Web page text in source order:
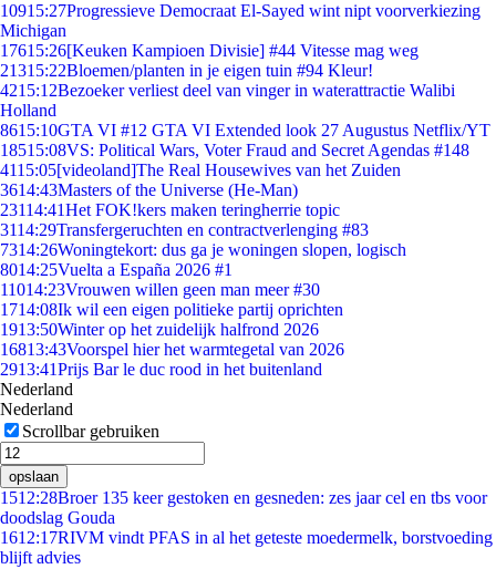
10915:27Progressieve Democraat El-Sayed wint nipt voorverkiezing
Michigan
17615:26[Keuken Kampioen Divisie] #44 Vitesse mag weg
21315:22Bloemen/planten in je eigen tuin #94 Kleur!
4215:12Bezoeker verliest deel van vinger in waterattractie Walibi
Holland
8615:10GTA VI #12 GTA VI Extended look 27 Augustus Netflix/YT
18515:08VS: Political Wars, Voter Fraud and Secret Agendas #148
4115:05[videoland]The Real Housewives van het Zuiden
3614:43Masters of the Universe (He-Man)
23114:41Het FOK!kers maken teringherrie topic
3114:29Transfergeruchten en contractverlenging #83
7314:26Woningtekort: dus ga je woningen slopen, logisch
8014:25Vuelta a España 2026 #1
11014:23Vrouwen willen geen man meer #30
1714:08Ik wil een eigen politieke partij oprichten
1913:50Winter op het zuidelijk halfrond 2026
16813:43Voorspel hier het warmtegetal van 2026
2913:41Prijs Bar le duc rood in het buitenland
Nederland
Nederland
Scrollbar gebruiken
opslaan
1512:28Broer 135 keer gestoken en gesneden: zes jaar cel en tbs voor
doodslag Gouda
1612:17RIVM vindt PFAS in al het geteste moedermelk, borstvoeding
blijft advies